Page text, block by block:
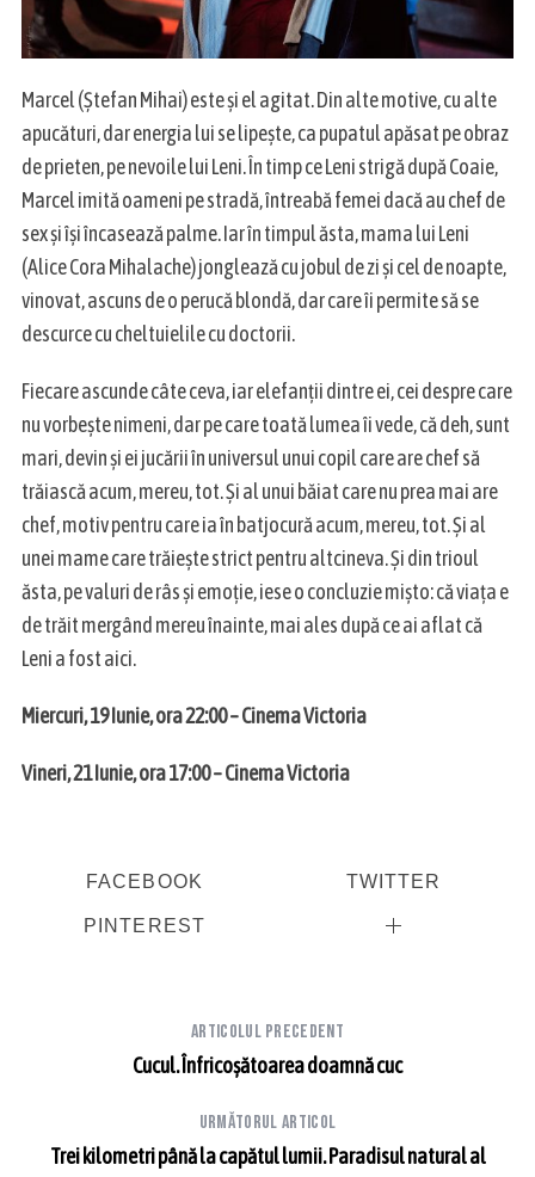
Marcel (Ștefan Mihai) este și el agitat. Din alte motive, cu alte
apucături, dar energia lui se lipește, ca pupatul apăsat pe obraz
de prieten, pe nevoile lui Leni. În timp ce Leni strigă după Coaie,
Marcel imită oameni pe stradă, întreabă femei dacă au chef de
sex și își încasează palme. Iar în timpul ăsta, mama lui Leni
(Alice Cora Mihalache) jonglează cu jobul de zi și cel de noapte,
vinovat, ascuns de o perucă blondă, dar care îi permite să se
descurce cu cheltuielile cu doctorii.
Fiecare ascunde câte ceva, iar elefanții dintre ei, cei despre care
nu vorbește nimeni, dar pe care toată lumea îi vede, că deh, sunt
mari, devin și ei jucării în universul unui copil care are chef să
trăiască acum, mereu, tot. Și al unui băiat care nu prea mai are
chef, motiv pentru care ia în batjocură acum, mereu, tot. Și al
unei mame care trăiește strict pentru altcineva. Și din trioul
ăsta, pe valuri de râs și emoție, iese o concluzie mișto: că viața e
de trăit mergând mereu înainte, mai ales după ce ai aflat că
Leni a fost aici.
Miercuri, 19 Iunie, ora 22:00 – Cinema Victoria
Vineri, 21 Iunie, ora 17:00 – Cinema Victoria
FACEBOOK TWITTER
PINTEREST
Articolul precedent
Cucul. Înfricoșătoarea doamnă cuc
Următorul articol
Trei kilometri până la capătul lumii. Paradisul natural al